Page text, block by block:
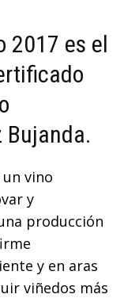
2017 es el
vino
y
producción
y en aras
viñedos más